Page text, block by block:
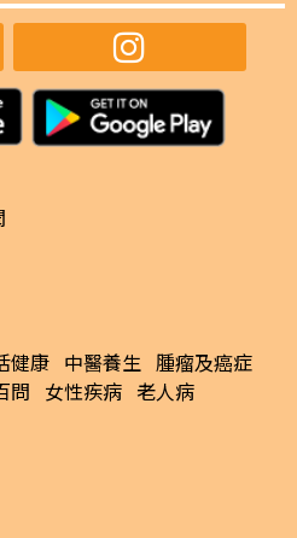
健康 中醫養生 腫瘤及癌症
問 女性疾病 老人病